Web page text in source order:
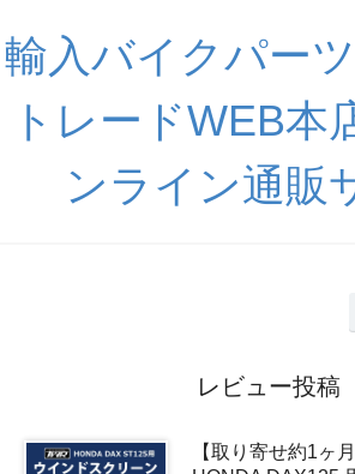
輸入バイクパー
トレードWEB本
ンライン通販
レビュー投稿
【取り寄せ約1ヶ